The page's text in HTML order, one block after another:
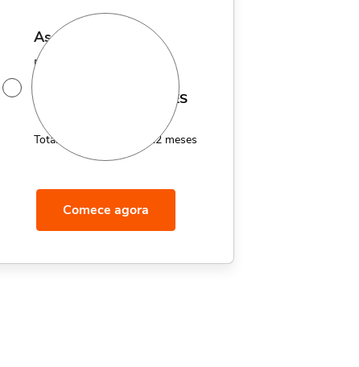
assinatura anual
Por apenas 12x de
R$ MÊS
Total de R$179,40 por 12 meses
Comece agora